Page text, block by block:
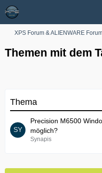
XPS Forum & ALIENWARE
Themen mit dem
Thema
Precision M6500
möglich?
Synapis